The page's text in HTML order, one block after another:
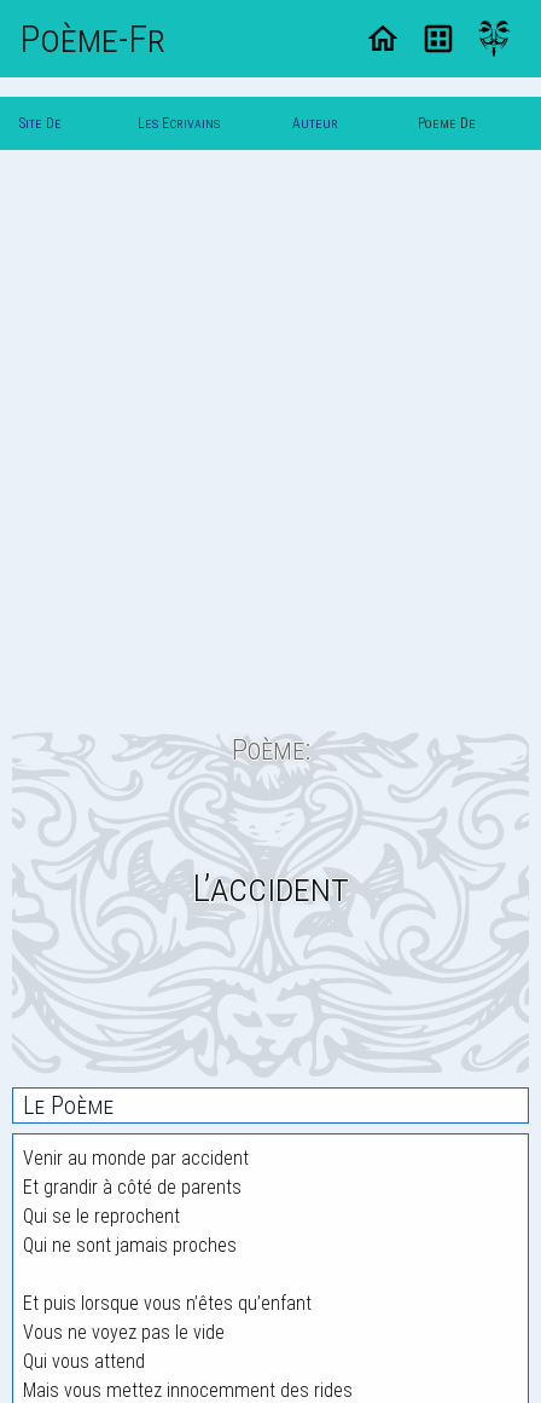
Poème-Fr
Site De Les Ecrivains Auteur Poeme De
Poème:
L’accident
Le Poème
Venir au monde par accident
Et grandir à côté de parents
Qui se le reprochent
Qui ne sont jamais proches
Et puis lorsque vous n’êtes qu’enfant
Vous ne voyez pas le vide
Qui vous attend
Mais vous mettez innocemment des rides